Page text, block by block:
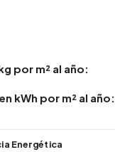
por m² al año:
kWh por m² al año:
Energética